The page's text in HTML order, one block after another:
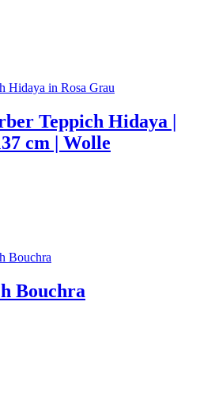
Teppich Hidaya |
cm | Wolle
Bouchra